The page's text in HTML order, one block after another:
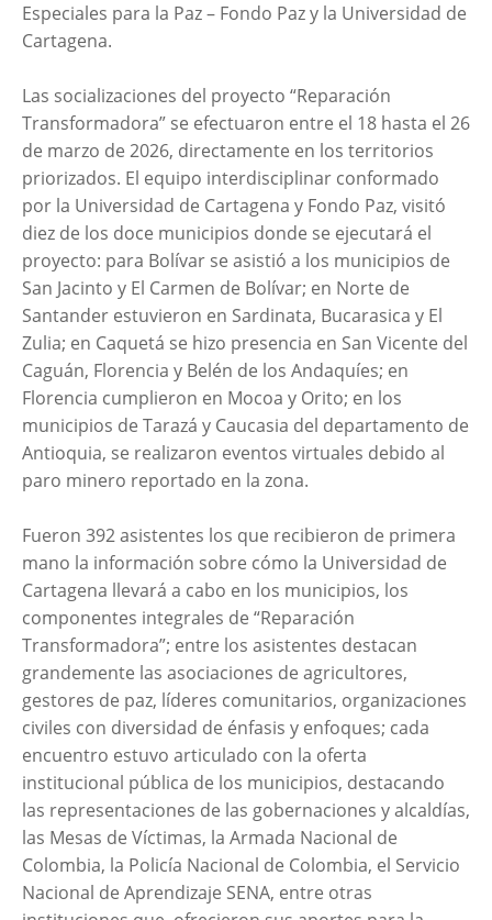
Especiales para la Paz – Fondo Paz y la Universidad de
Cartagena.
Las socializaciones del proyecto “Reparación
Transformadora” se efectuaron entre el 18 hasta el 26
de marzo de 2026, directamente en los territorios
priorizados. El equipo interdisciplinar conformado
por la Universidad de Cartagena y Fondo Paz, visitó
diez de los doce municipios donde se ejecutará el
proyecto: para Bolívar se asistió a los municipios de
San Jacinto y El Carmen de Bolívar; en Norte de
Santander estuvieron en Sardinata, Bucarasica y El
Zulia; en Caquetá se hizo presencia en San Vicente del
Caguán, Florencia y Belén de los Andaquíes; en
Florencia cumplieron en Mocoa y Orito; en los
municipios de Tarazá y Caucasia del departamento de
Antioquia, se realizaron eventos virtuales debido al
paro minero reportado en la zona.
Fueron 392 asistentes los que recibieron de primera
mano la información sobre cómo la Universidad de
Cartagena llevará a cabo en los municipios, los
componentes integrales de “Reparación
Transformadora”; entre los asistentes destacan
grandemente las asociaciones de agricultores,
gestores de paz, líderes comunitarios, organizaciones
civiles con diversidad de énfasis y enfoques; cada
encuentro estuvo articulado con la oferta
institucional pública de los municipios, destacando
las representaciones de las gobernaciones y alcaldías,
las Mesas de Víctimas, la Armada Nacional de
Colombia, la Policía Nacional de Colombia, el Servicio
Nacional de Aprendizaje SENA, entre otras